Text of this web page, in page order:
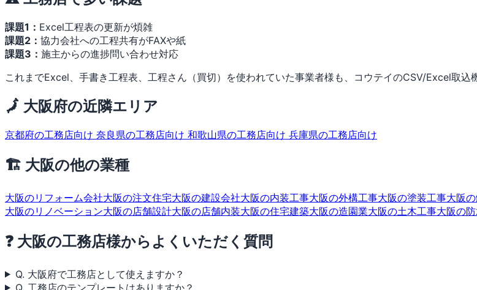
課題1： Excel工程表の更新が煩雑
課題2： 協力会社への工程共有がFAXや紙
課題3： 施主からの進捗問い合わせ対応
これまでExcel、手書き工程表、工程さん（買切）を使われていた事業者様も、コウテイのCSV/Excel取込
🗾 大阪府の近隣エリア
京都府の工務店向け 奈良県の工務店向け 和歌山県の工務店向け 兵庫県の工務店向け
🏗 大阪の他の業種
大阪のリフォーム会社大阪の注文住宅大阪の建設会社大阪の内装工事大阪の外構工事大阪の塗装工事大阪
大阪のリノベーション大阪の店舗設計大阪の店舗内装大阪の住宅建築大阪の造園業大阪の土木工事大阪の
❓ 大阪の工務店様からよくいただく質問
Q. 大阪府で工務店として使えますか？
Q. 工務店のテンプレートはありますか？